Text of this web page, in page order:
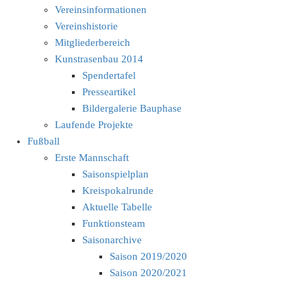
Vereinsinformationen
Vereinshistorie
Mitgliederbereich
Kunstrasenbau 2014
Spendertafel
Presseartikel
Bildergalerie Bauphase
Laufende Projekte
Fußball
Erste Mannschaft
Saisonspielplan
Kreispokalrunde
Aktuelle Tabelle
Funktionsteam
Saisonarchive
Saison 2019/2020
Saison 2020/2021